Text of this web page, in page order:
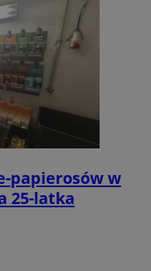
papierosów w
25-latka